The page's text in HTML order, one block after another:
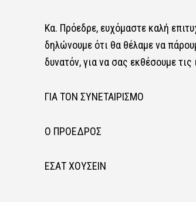
Κα. Πρόεδρε, ευχόμαστε καλή
δηλώνουμε ότι θα θέλαμε να
δυνατόν, για να σας εκθέσουμε
ΓΙΑ ΤΟΝ ΣΥΝΕΤΑΙΡΙΣΜΟ
Ο ΠΡΟΕΔΡΟΣ
ΕΣΑΤ ΧΟΥΣΕΙΝ